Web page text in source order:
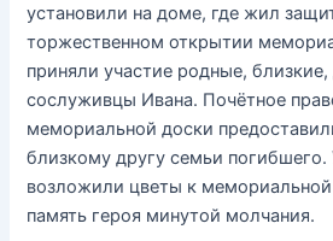
установили на доме, где жил
торжественном открытии
приняли участие родные, близкие,
сослуживцы Ивана. Почётное
мемориальной доски
близкому другу семьи погибшего.
возложили цветы к мемориальной
память героя минутой молчания.